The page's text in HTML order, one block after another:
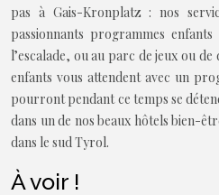
pas à Gais-Kronplatz : nos
passionnants programmes
l’escalade, ou au parc de jeux ou
enfants vous attendent avec un
pourront pendant ce temps se
dans un de nos beaux hôtels bien-
dans le sud Tyrol.
À voir !